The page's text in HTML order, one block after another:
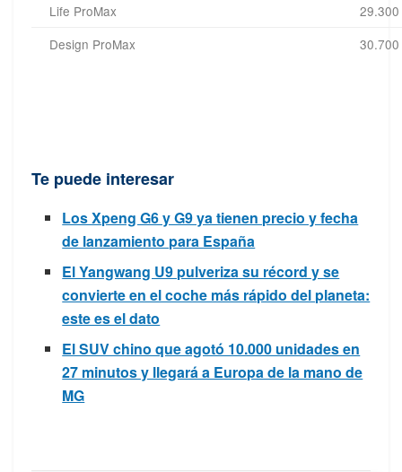
Life ProMax
Design ProMax
Te puede interesar
Los Xpeng G6 y G9 ya tienen precio y fecha
de lanzamiento para España
El Yangwang U9 pulveriza su récord y se
convierte en el coche más rápido del planeta:
este es el dato
El SUV chino que agotó 10.000 unidades en
27 minutos y llegará a Europa de la mano de
MG